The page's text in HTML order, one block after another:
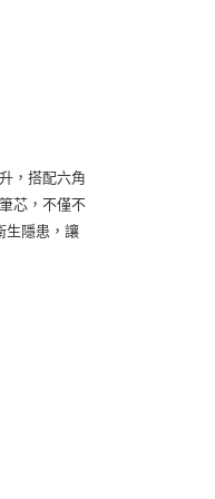
，搭配六角
芯，不僅不
生隱患，讓